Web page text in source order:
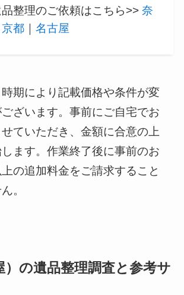
整理のご依頼はこちら>>奈
京都 ｜名古屋
期により記載価格や条件が変
ざいます。事前にご自宅でお
ていただき、金額に合意の上
ます。作業終了後に事前のお
の追加料金をご請求すること
。
）の遺品整理調査と参考サ